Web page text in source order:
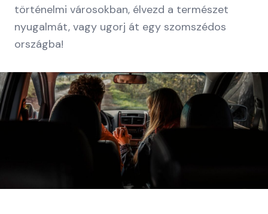
történelmi városokban, élvezd a természet
nyugalmát, vagy ugorj át egy szomszédos
országba!